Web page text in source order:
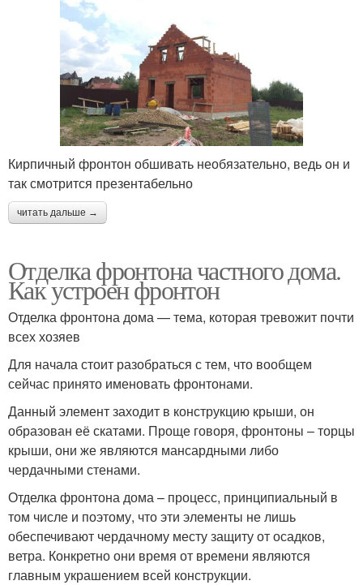
Кирпичный фронтон обшивать необязательно, ведь он и
так смотрится презентабельно
читать дальше →
Отделка фронтона частного дома.
Как устроен фронтон
Отделка фронтона дома — тема, которая тревожит почти
всех хозяев
Для начала стоит разобраться с тем, что вообщем
сейчас принято именовать фронтонами.
Данный элемент заходит в конструкцию крыши, он
образован её скатами. Проще говоря, фронтоны – торцы
крыши, они же являются мансардными либо
чердачными стенами.
Отделка фронтона дома – процесс, принципиальный в
том числе и поэтому, что эти элементы не лишь
обеспечивают чердачному месту защиту от осадков,
ветра. Конкретно они время от времени являются
главным украшением всей конструкции.